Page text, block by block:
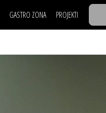
GASTRO ZONA PROJEKTI
NAJKOLEGA
30 ISPOD 30